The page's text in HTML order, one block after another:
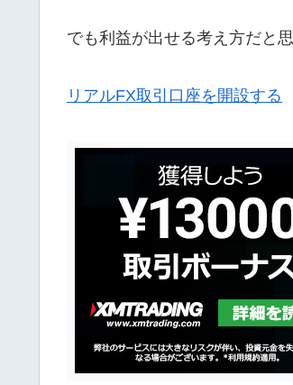
でも利益が出せる考え方だと
リアルFX取引口座を開設する